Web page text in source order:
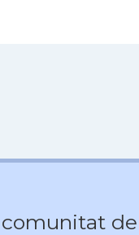
comunitat de